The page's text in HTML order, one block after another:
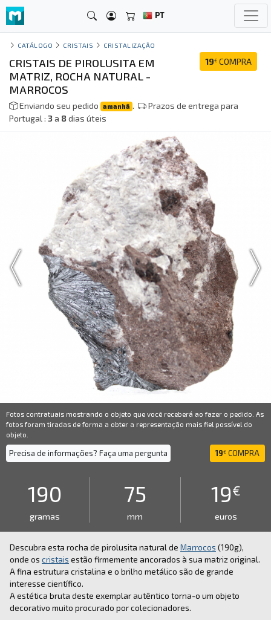
PT
CATÁLOGO CRISTAIS CRISTALIZAÇÃO
19€ COMPRA
CRISTAIS DE PIROLUSITA EM
MATRIZ, ROCHA NATURAL -
MARROCOS
Enviando seu pedido amanhã .
Prazos de entrega para
Portugal : 3a 8dias úteis
Fotos contratuais mostrando o objeto que você receberá ao fazer o pedido. As
fotos foram tiradas de forma a obter a representação mais fiel possível do
objeto.
Precisa de informações? Faça uma pergunta 19€ COMPRA
190
gramas
75
mm
19€
euros
Descubra esta rocha de pirolusita natural de Marrocos (190g),
onde os cristais estão firmemente ancorados à sua matriz original.
A fina estrutura cristalina e o brilho metálico são de grande
interesse científico.
A estética bruta deste exemplar autêntico torna-o um objeto
decorativo muito procurado por colecionadores.